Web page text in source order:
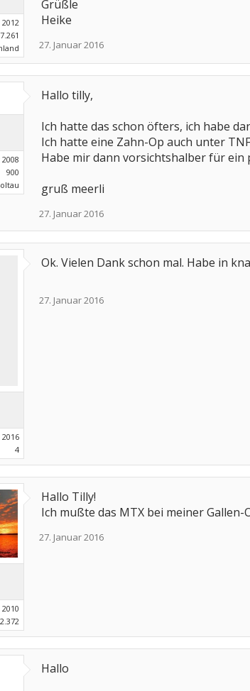
2012
7.261
Grüßle
Heike
27. Januar 2016
900
Hallo tilly,
Ich hatte das schon öfters, ich habe
Ich hatte eine Zahn-Op auch unter
Habe mir dann vorsichtshalber für
gruß meerli
27. Januar 2016
2016
4
Ok. Vielen Dank schon mal. Habe in
27. Januar 2016
2.372
Hallo Tilly!
Ich mußte das MTX bei meiner
27. Januar 2016
Hallo